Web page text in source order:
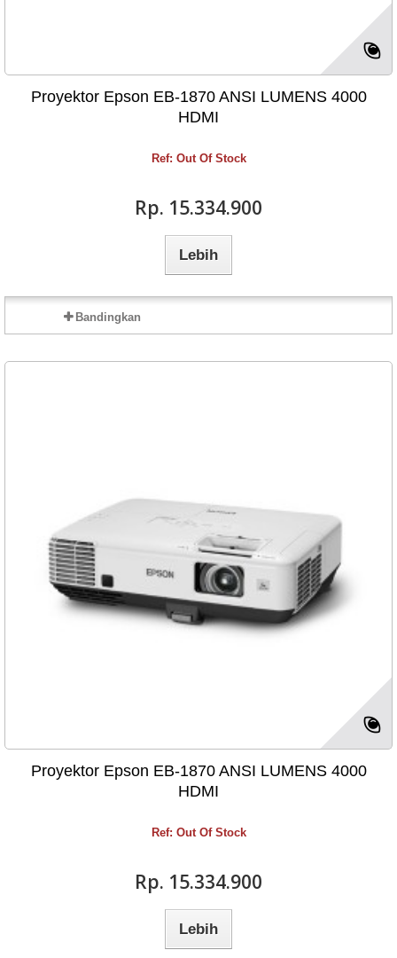
Proyektor Epson EB-1870 ANSI LUMENS 4000
HDMI
Ref: Out Of Stock
Rp‎. 15.334.900
Lebih
Bandingkan
Proyektor Epson EB-1870 ANSI LUMENS 4000
HDMI
Ref: Out Of Stock
Rp‎. 15.334.900
Lebih